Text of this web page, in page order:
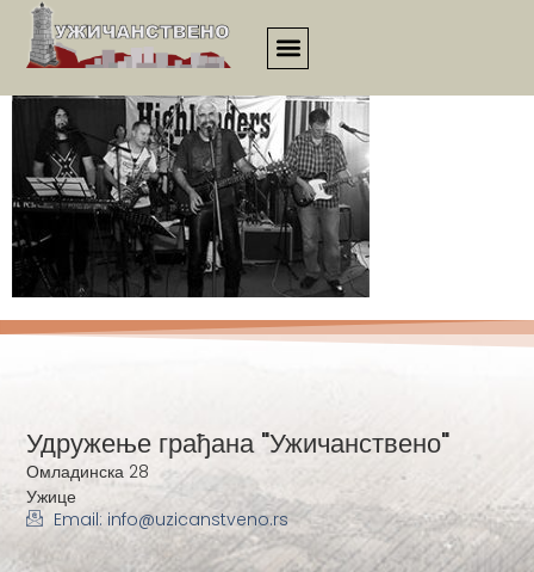
21vek_clanak_034
Удружење грађана "Ужичанствено"
Омладинска 28
Ужице
Email: info@uzicanstveno.rs